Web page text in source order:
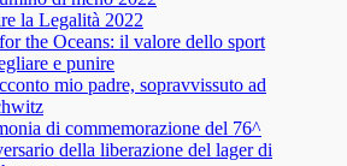
la Legalità 2022
the Oceans: il valore dello sport
e punire
mio padre, sopravvissuto ad
di commemorazione del 76^
della liberazione del lager di